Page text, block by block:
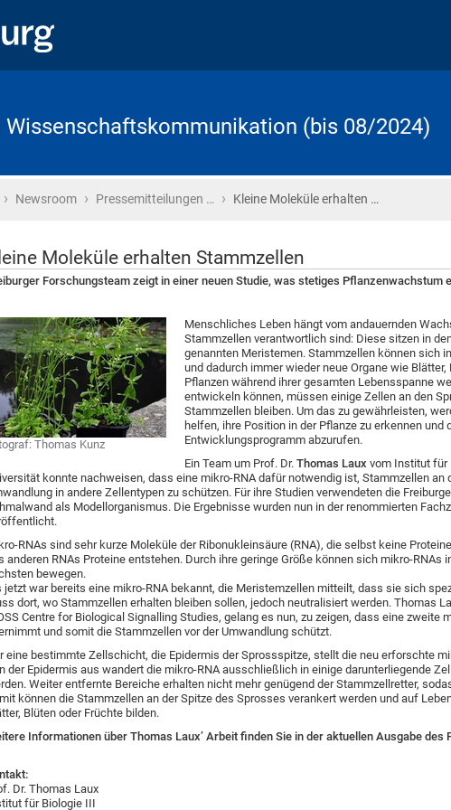
(bis 08/2024)
Startseite
› Newsroom › Pressemitteilungen … › Kleine Moleküle erhalten …
Moleküle erhalten Stammzellen
Forschungsteam zeigt in einer neuen Studie, was stetiges Pflanzenwachstum
Thomas Kunz
Menschliches Leben hängt vom andauernden
Stammzellen verantwortlich sind: Diese sitzen in
genannten Meristemen. Stammzellen können sich
und dadurch immer wieder neue Organe wie
Pflanzen während ihrer gesamten Lebensspanne
entwickeln können, müssen einige Zellen an den
Stammzellen bleiben. Um das zu gewährleisten,
helfen, ihre Position in der Pflanze zu erkennen und
Entwicklungsprogramm abzurufen.
Ein Team um Prof. Dr. Thomas Laux vom Institut für
konnte nachweisen, dass eine mikro-RNA dafür notwendig ist, Stammzellen an
in andere Zellentypen zu schützen. Für ihre Studien verwendeten die
als Modellorganismus. Die Ergebnisse wurden nun in der renommierten
RNAs sind sehr kurze Moleküle der Ribonukleinsäure (RNA), die selbst keine
anderen RNAs Proteine entstehen. Durch ihre geringe Größe können sich mikro-RNAs
bewegen.
jetzt war bereits eine mikro-RNA bekannt, die Meristemzellen mitteilt, dass sie sich
dort, wo Stammzellen erhalten bleiben sollen, jedoch neutralisiert werden. Thomas
Centre for Biological Signalling Studies, gelang es nun, zu zeigen, dass eine zweite
und somit die Stammzellen vor der Umwandlung schützt.
eine bestimmte Zellschicht, die Epidermis der Sprossspitze, stellt die neu erforschte
der Epidermis aus wandert die mikro-RNA ausschließlich in einige darunterliegende
Weiter entfernte Bereiche erhalten nicht mehr genügend der Stammzellretter,
können die Stammzellen an der Spitze des Sprosses verankert werden und auf
Blüten oder Früchte bilden.
Informationen über Thomas Laux’ Arbeit finden Sie in der aktuellen Ausgabe des
Dr. Thomas Laux
für Biologie III